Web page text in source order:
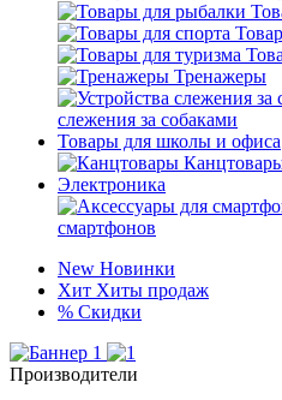
Тренажеры
слежения за собаками
Товары для школы и офиса
Электроника
смартфонов
New Новинки
Хит Хиты продаж
% Скидки
Производители